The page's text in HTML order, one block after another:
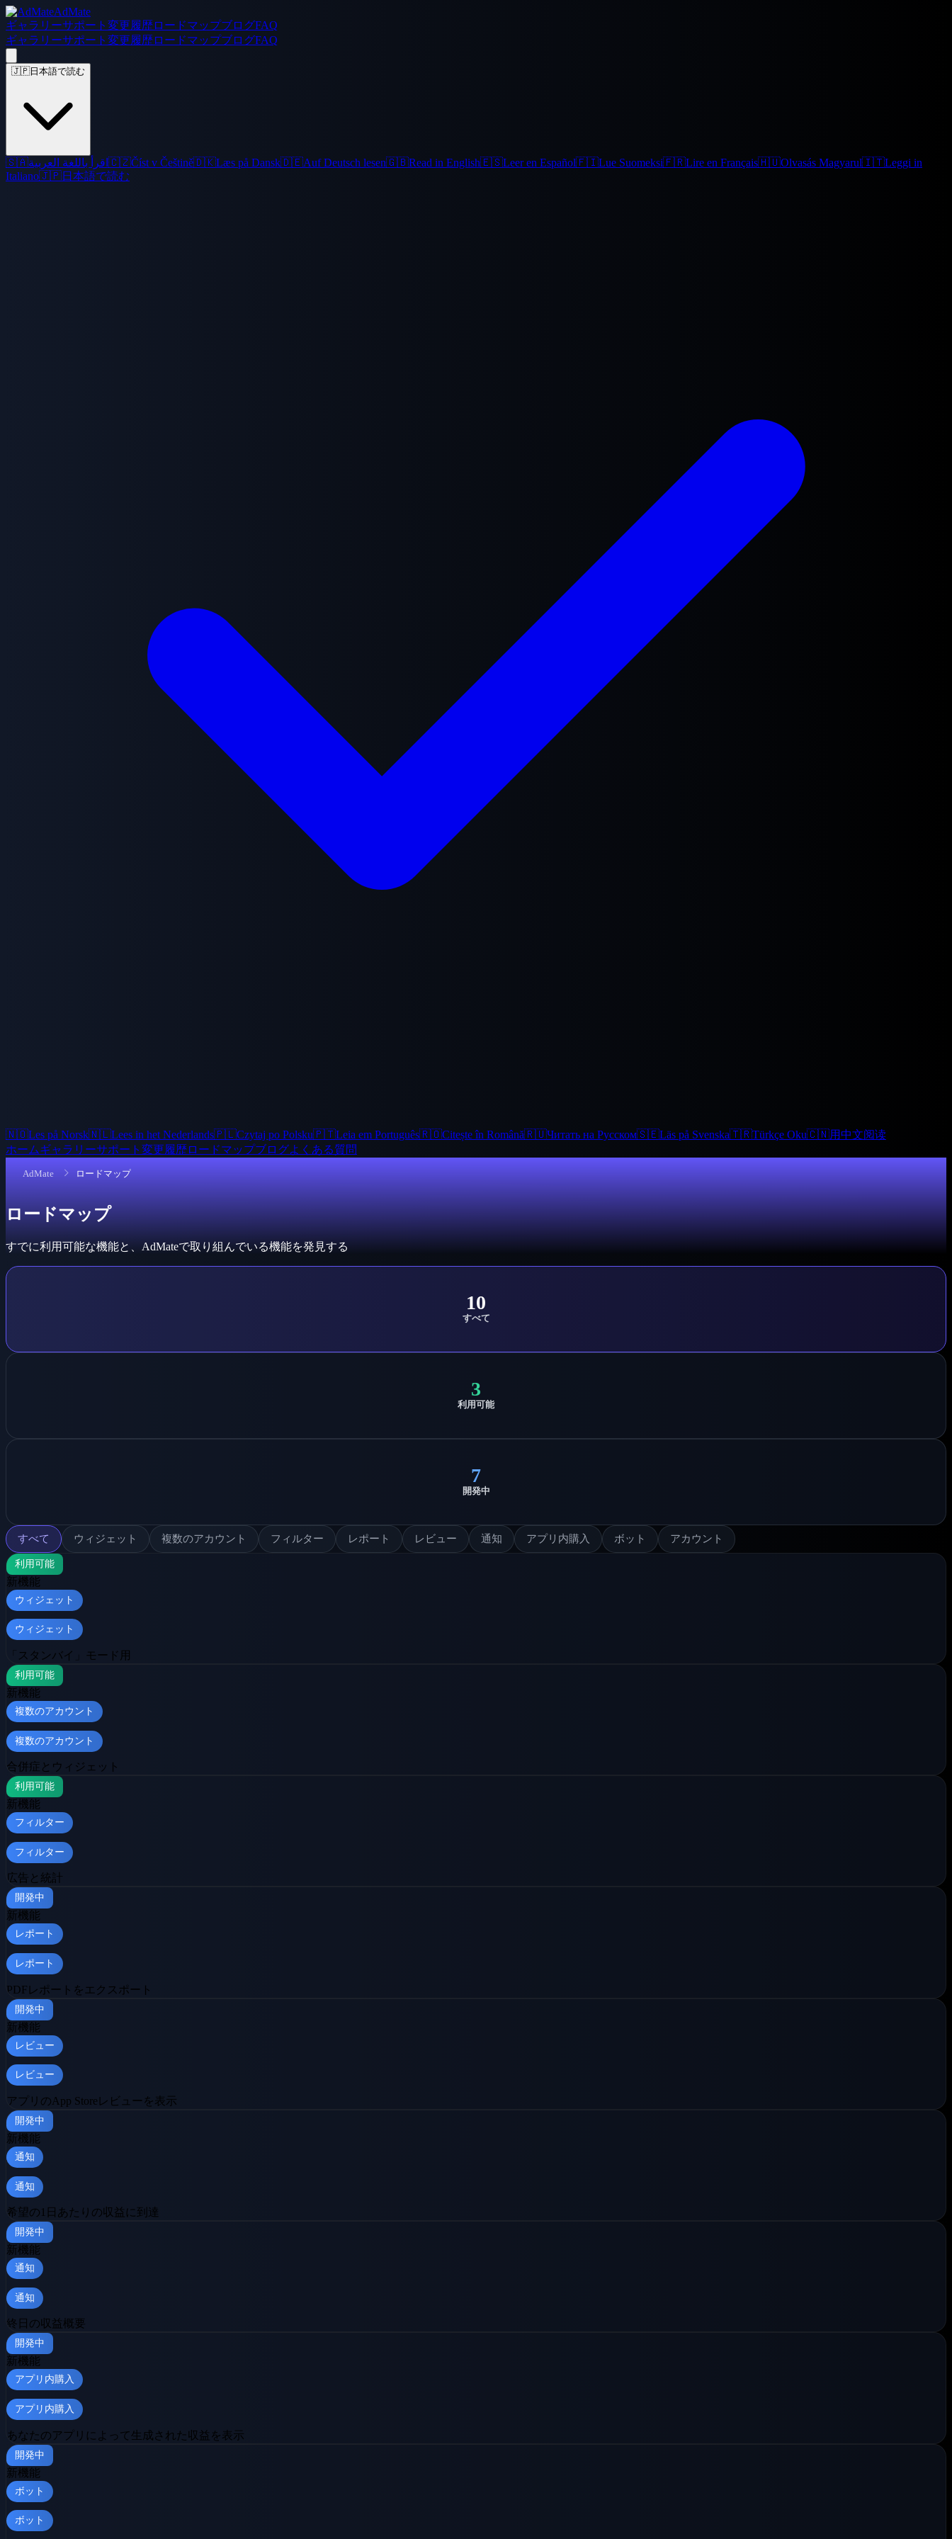
AdMate
ギャラリーサポート 変更履歴ロードマップブログFAQ
ギャラリーサポート 変更履歴ロードマップブログFAQ
🇯🇵日本語で読む
🇸🇦اقرأ باللغة العربية 🇨🇿Číst v Češtině🇩🇰Læs på Dansk🇩🇪Auf Deutsch lesen🇬🇧Read in English🇪🇸Leer en Español🇫🇮Lue Suomeksi🇫🇷Lire en Français🇭🇺Olvasás Magyarul🇮🇹Leggi in
Italiano🇯🇵日本語で読む
🇳🇴Les på Norsk🇳🇱Lees in het Nederlands🇵🇱Czytaj po Polsku🇵🇹Leia em Português🇷🇴Citește în Română🇷🇺Читать на Русском🇸🇪Läs på Svenska🇹🇷Türkçe Oku🇨🇳用中文阅读
ホームギャラリーサポート 変更履歴ロードマップブログよくある質問
AdMate ロードマップ
ロードマップ
すでに利用可能な機能と、AdMateで取り組んでいる機能を発見する
10
すべて
3
利用可能
7
開発中
すべて ウィジェット 複数のアカウント フィルター レポート レビュー 通知 アプリ内購入 ボット アカウント
利用可能
新機能
ウィジェット
ウィジェット
「スタンバイ」モード用
利用可能
新機能
複数のアカウント
複数のアカウント
合併症とウィジェット
利用可能
新機能
フィルター
フィルター
広告と統計
開発中
新機能
レポート
レポート
PDFレポートをエクスポート
開発中
新機能
レビュー
レビュー
アプリのApp Storeレビューを表示
開発中
新機能
通知
通知
希望の1日あたりの収益に到達
開発中
新機能
通知
通知
終日の収益概要
開発中
新機能
アプリ内購入
アプリ内購入
あなたのアプリによって生成された収益を表示
開発中
新機能
ボット
ボット